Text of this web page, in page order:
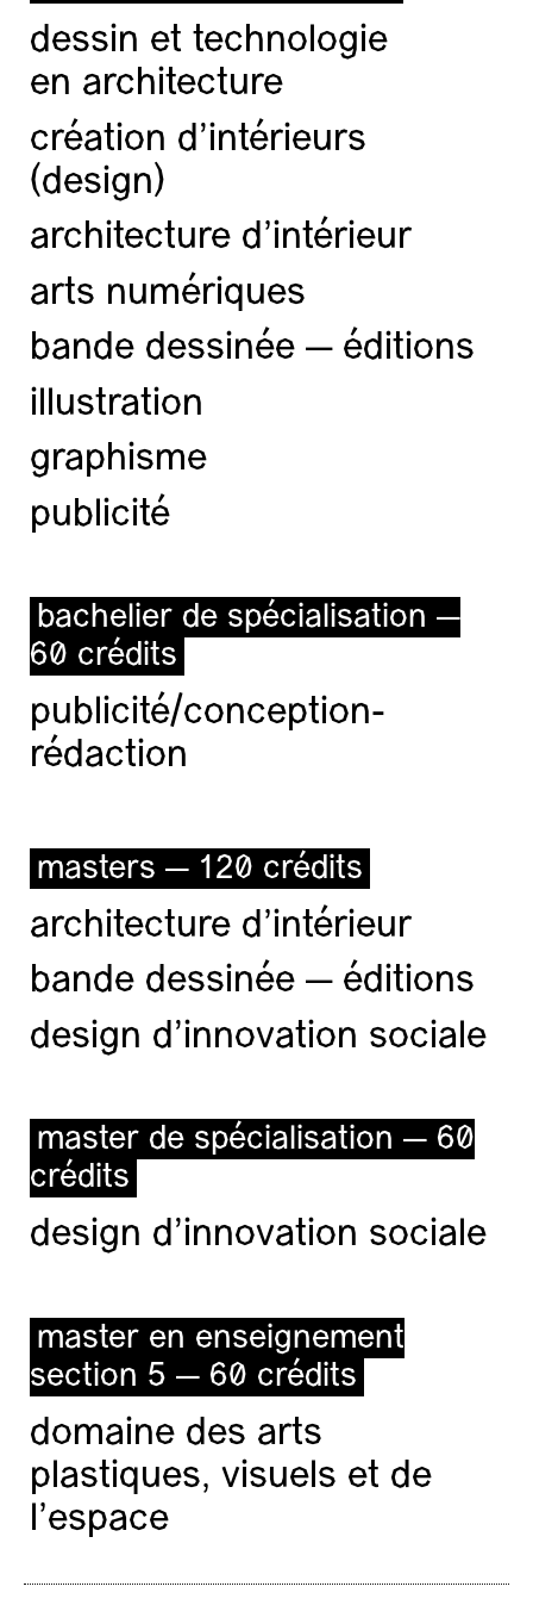
dessin et technologie
en architecture
création d'intérieurs
(design)
architecture d’intérieur
arts numériques
bande dessinée — éditions
illustration
graphisme
publicité
bachelier de spécialisation —
60 crédits
publicité/conception-
rédaction
masters — 120 crédits
architecture d’intérieur
bande dessinée — éditions
design d'innovation sociale
master de spécialisation — 60
crédits
design d'innovation sociale
master en enseignement
section 5 — 60 crédits
domaine des arts
plastiques, visuels et de
l’espace